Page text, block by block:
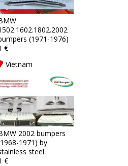
(1971-1976)
€
Vietnam
2002 bumpers
1971) by
steel
€